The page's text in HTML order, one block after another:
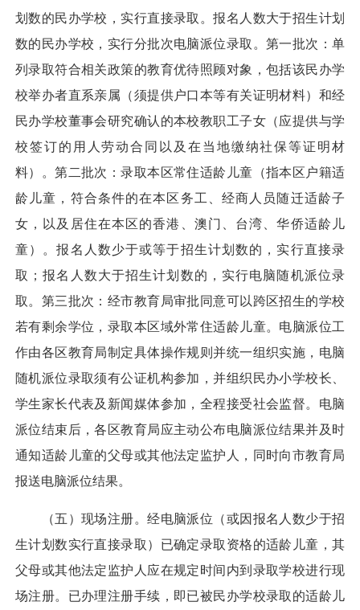
划数的民办学校，实行直接录取。报名人数大于招生计划
数的民办学校，实行分批次电脑派位录取。第一批次：单
列录取符合相关政策的教育优待照顾对象，包括该民办学
校举办者直系亲属（须提供户口本等有关证明材料）和经
民办学校董事会研究确认的本校教职工子女（应提供与学
校签订的用人劳动合同以及在当地缴纳社保等证明材
料）。第二批次：录取本区常住适龄儿童（指本区户籍适
龄儿童，符合条件的在本区务工、经商人员随迁适龄子
女，以及居住在本区的香港、澳门、台湾、华侨适龄儿
童）。报名人数少于或等于招生计划数的，实行直接录
取；报名人数大于招生计划数的，实行电脑随机派位录
取。第三批次：经市教育局审批同意可以跨区招生的学校
若有剩余学位，录取本区域外常住适龄儿童。电脑派位工
作由各区教育局制定具体操作规则并统一组织实施，电脑
随机派位录取须有公证机构参加，并组织民办小学校长、
学生家长代表及新闻媒体参加，全程接受社会监督。电脑
派位结束后，各区教育局应主动公布电脑派位结果并及时
通知适龄儿童的父母或其他法定监护人，同时向市教育局
报送电脑派位结果。
（五）现场注册。经电脑派位（或因报名人数少于招
生计划数实行直接录取）已确定录取资格的适龄儿童，其
父母或其他法定监护人应在规定时间内到录取学校进行现
场注册。已办理注册手续，即已被民办学校录取的适龄儿